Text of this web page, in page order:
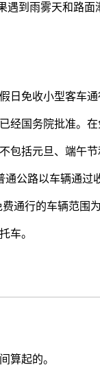
遇到雨雾天和路
日免收小型客车
经国务院批准。
包括元旦、端午
公路以车辆通过
通行的车辆范围
车。
算起的。